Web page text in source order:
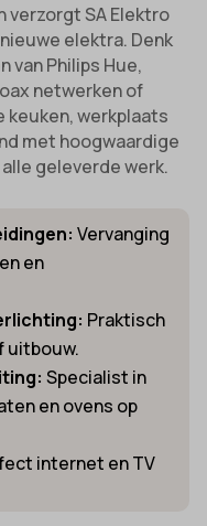
verzorgt SA Elektro
elektra. Denk
van Philips Hue,
netwerken of
werkplaats
met hoogwaardige
geleverde werk.
Vervanging
en
Praktisch
uitbouw.
Specialist in
en ovens op
internet en TV